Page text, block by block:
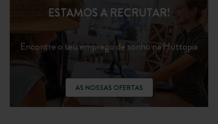
ESTAMOS A RECRUTAR!
Encontre o seu emprego de sonho na Huttopia
AS NOSSAS OFERTAS